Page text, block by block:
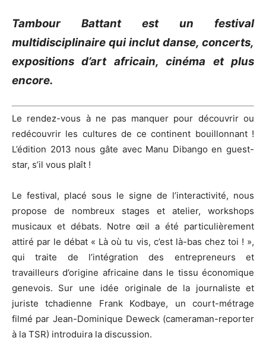
Tambour Battant est un festival
multidisciplinaire qui inclut danse, concerts,
expositions d’art africain, cinéma et plus
encore.
Le rendez-vous à ne pas manquer pour découvrir ou
redécouvrir les cultures de ce continent bouillonnant !
L’édition 2013 nous gâte avec Manu Dibango en guest-
star, s’il vous plaît !
Le festival, placé sous le signe de l’interactivité, nous
propose de nombreux stages et atelier, workshops
musicaux et débats. Notre œil a été particulièrement
attiré par le débat « Là où tu vis, c’est là-bas chez toi ! »,
qui traite de l’intégration des entrepreneurs et
travailleurs d’origine africaine dans le tissu économique
genevois. Sur une idée originale de la journaliste et
juriste tchadienne Frank Kodbaye, un court-métrage
filmé par Jean-Dominique Deweck (cameraman-reporter
à la TSR) introduira la discussion.